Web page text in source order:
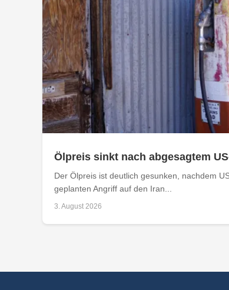
Ölpreis sinkt nach abgesagtem
Der Ölpreis ist deutlich gesunken, nachdem
geplanten Angriff auf den Iran...
3. August 2026